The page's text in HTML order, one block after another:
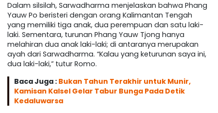
Dalam silsilah, Sarwadharma menjelaskan bahwa Phang
Yauw Po beristeri dengan orang Kalimantan Tengah
yang memiliki tiga anak, dua perempuan dan satu laki-
laki. Sementara, turunan Phang Yauw Tjong hanya
melahiran dua anak laki-laki; di antaranya merupakan
ayah dari Sarwadharma. “Kalau yang keturunan saya ini,
dua laki-laki,” tutur Romo.
Baca Juga : Bukan Tahun Terakhir untuk Munir,
Kamisan Kalsel Gelar Tabur Bunga Pada Detik
Kedaluwarsa